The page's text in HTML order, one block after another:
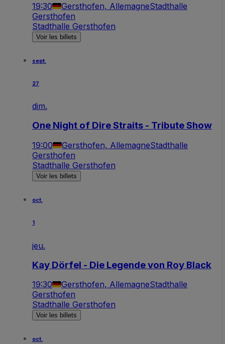
19:30 Gersthofen, AllemagneStadthalle
Gersthofen
Stadthalle Gersthofen
Voir les billets
sept.
27
dim.
One Night of Dire Straits - Tribute Show
19:00 Gersthofen, AllemagneStadthalle
Gersthofen
Stadthalle Gersthofen
Voir les billets
oct.
1
jeu.
Kay Dörfel - Die Legende von Roy Black
19:30 Gersthofen, AllemagneStadthalle
Gersthofen
Stadthalle Gersthofen
Voir les billets
oct.